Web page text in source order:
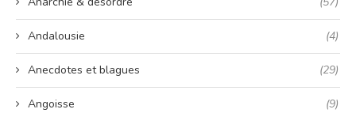
Andalousie (4)
Anecdotes et blagues (29)
Angoisse (9)